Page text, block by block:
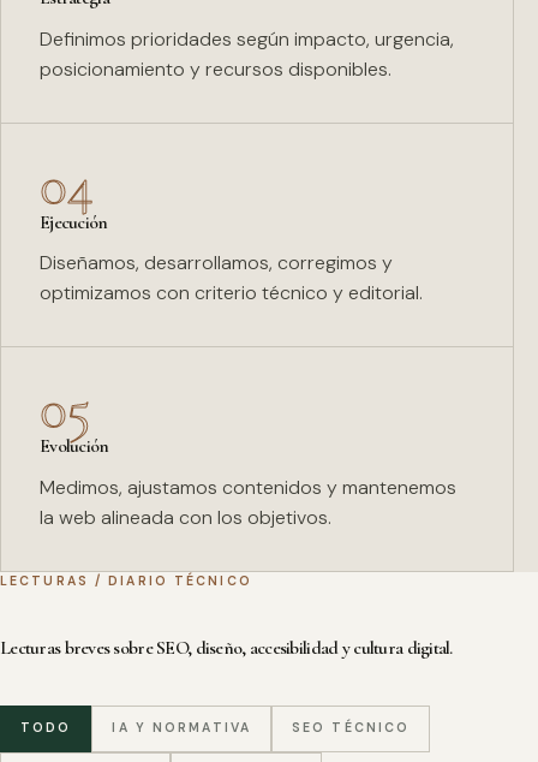
Definimos prioridades según impacto, urgencia,
posicionamiento y recursos disponibles.
04
Ejecución
Diseñamos, desarrollamos, corregimos y
optimizamos con criterio técnico y editorial.
05
Evolución
Medimos, ajustamos contenidos y mantenemos
la web alineada con los objetivos.
LECTURAS / DIARIO TÉCNICO
Lecturas breves sobre SEO, diseño, accesibilidad y cultura digital.
TODO IA Y NORMATIVA SEO TÉCNICO